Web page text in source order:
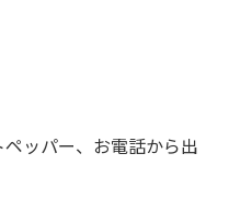
ッパー、お電話から出